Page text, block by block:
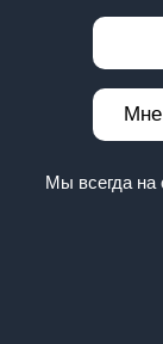
Мы всегда на